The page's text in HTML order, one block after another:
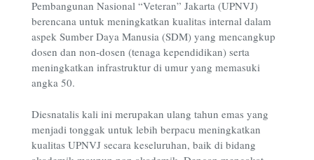
Pembangunan Nasional “Veteran” Jakarta (UPNVJ)
berencana untuk meningkatkan kualitas internal dalam
aspek Sumber Daya Manusia (SDM) yang mencangkup
dosen dan non-dosen (tenaga kependidikan) serta
meningkatkan infrastruktur di umur yang memasuki
angka 50.
Diesnatalis kali ini merupakan ulang tahun emas yang
menjadi tonggak untuk lebih berpacu meningkatkan
kualitas UPNVJ secara keseluruhan, baik di bidang